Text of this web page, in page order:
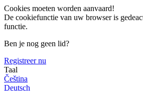
Cookies moeten worden aanvaard!
De cookiefunctie van uw browser is
functie.
Ben je nog geen lid?
Registreer nu
Taal
Čeština
Deutsch